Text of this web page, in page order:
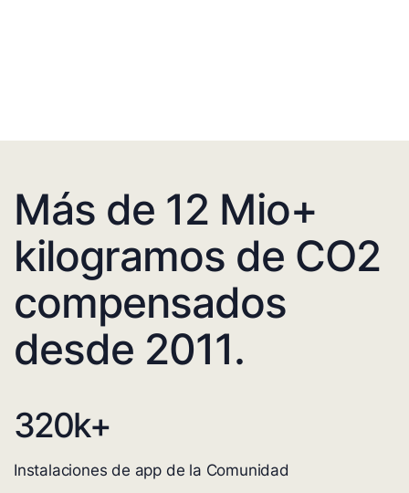
Más de 12 Mio+
kilogramos de CO2
compensados
desde 2011.
320k+
Instalaciones de app de la Comunidad